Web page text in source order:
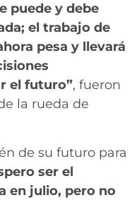
puede y debe
el trabajo de
pesa y llevará
el futuro”, fueron
la rueda de
de su futuro para
ser el
en julio, pero no